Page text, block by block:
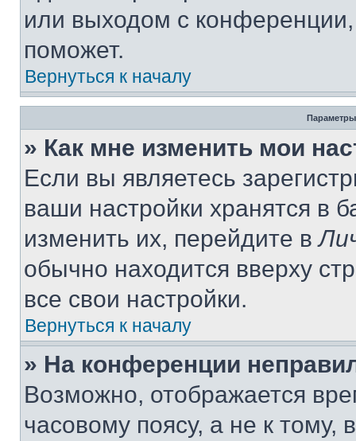
или выходом с
поможет.
Вернуться к началу
Параметры
» Как мне изменить мои
Если вы являетесь
ваши настройки хранятся в
изменить их, перейдите в
обычно находится вверху
все свои настройки.
Вернуться к началу
» На конференции
Возможно, отображается
часовому поясу, а не к тому,